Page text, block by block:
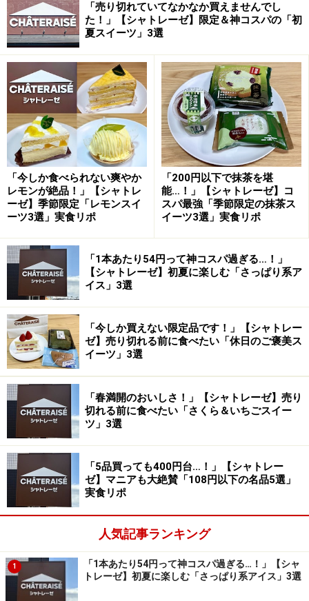
仕事終わりのご褒美に、家事の合間のリフレッシュに
と、思わず手が伸びそうな爽快感。リピートしたくなる
というのも納得のアイスバーです。
2. 「クレープ・オ・フリュイ」410円
「クレープ・オ・フリュイ」410円（税込）
続いて紹介するのは「クレープ・オ・フリュイ」410円
（税込）。こちらは「シャトレーゼ」のケーキの中でも
人気の高い定番商品。しっとりとしたクレープ生地とス
ポンジに、イチゴ、キウイ、マンゴーの果肉入りソース
とクリームがサンドされています。
3種類のフルーツの味わいを一度に堪能できます。クレープ
とスポンジの2種類の食感も相まって絶品！
ひと口食べると、薄いクレープ生地とふんわりとしたス
ポンジ生地、フルーツの甘酸っぱさ、カスタード入りと
プレーンの2種類のホイップクリームという、おいしさ
の要素が一気に押し寄せてきます。異なる食感とやさし
い甘さが調和していて、人気の定番商品というのも頷け
3. 「チョコバッキー チョコ」 1本 81円／6
本入 399円
「売り切れていてなかなか買えませんでし
た！」【シャトレーゼ】限定＆神コスパの「初
夏スイーツ」3選
「今しか食べられない爽やか
レモンが絶品！」【シャトレ
ーゼ】季節限定「レモンスイ
ーツ3選」実食リポ
「200円以下で抹茶を堪
能…！」【シャトレーゼ】コ
スパ最強「季節限定の抹茶ス
イーツ3選」実食リポ
「1本あたり54円って神コスパ過ぎる…！」
【シャトレーゼ】初夏に楽しむ「さっぱり系ア
イス」3選
「今しか買えない限定品です！」【シャトレー
ゼ】売り切れる前に食べたい「休日のご褒美ス
イーツ」3選
「春満開のおいしさ！」【シャトレーゼ】売り
切れる前に食べたい「さくら＆いちごスイー
ツ」3選
「5品買っても400円台…！」【シャトレー
ゼ】マニアも大絶賛「108円以下の名品5選」
実食リポ
人気記事ランキング
1
「1本あたり54円って神コスパ過ぎる…！」【シャ
トレーゼ】初夏に楽しむ「さっぱり系アイス」3選